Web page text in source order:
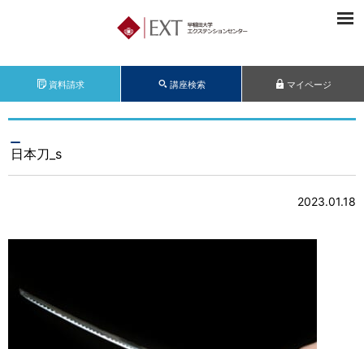
資料請求 講座検索 マイページ
日本刀_s
2023.01.18